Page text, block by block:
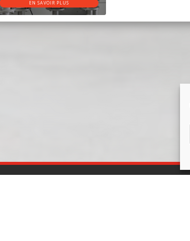
EN SAVOIR PLUS
NOUS NAVIGATION